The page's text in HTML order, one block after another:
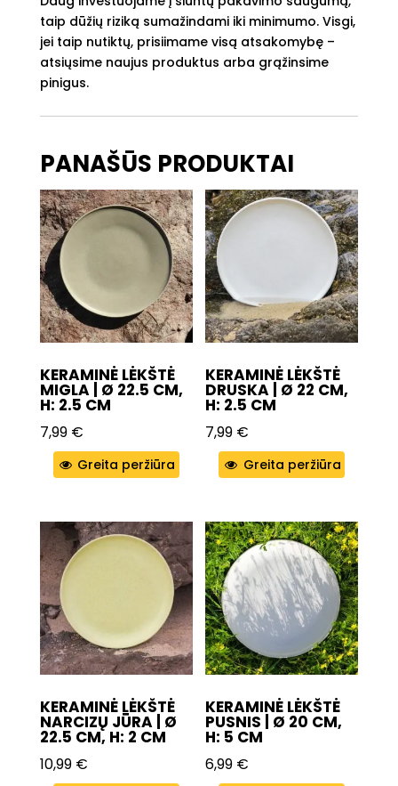
25.5
cm,
H:
3
cm
taip dūžių riziką sumažindami iki minimumo. Visgi,
jei taip nutiktų, prisiimame visą atsakomybę –
atsiųsime naujus produktus arba grąžinsime
pinigus.
PANAŠŪS PRODUKTAI
KERAMINĖ LĖKŠTĖ
MIGLA | Ø 22.5 CM,
H: 2.5 CM
7,99 €
Greita peržiūra
KERAMINĖ LĖKŠTĖ
DRUSKA | Ø 22 CM,
H: 2.5 CM
7,99 €
Greita peržiūra
KERAMINĖ LĖKŠTĖ
NARCIZŲ JŪRA | Ø
22.5 CM, H: 2 CM
10,99 €
KERAMINĖ LĖKŠTĖ
PUSNIS | Ø 20 CM,
H: 5 CM
6,99 €